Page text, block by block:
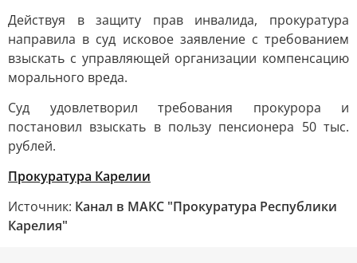
Действуя в защиту прав инвалида, прокуратура
направила в суд исковое заявление с требованием
взыскать с управляющей организации компенсацию
морального вреда.
Суд удовлетворил требования прокурора и
постановил взыскать в пользу пенсионера 50 тыс.
рублей.
Прокуратура Карелии
Источник: Канал в МАКС "Прокуратура Республики
Карелия"